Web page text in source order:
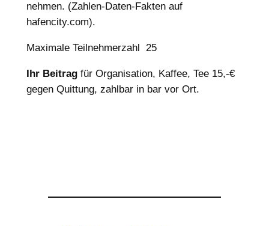
nehmen. (Zahlen-Daten-Fakten auf
hafencity.com).
Maximale Teilnehmerzahl 25
Ihr Beitragfür Organisation, Kaffee, Tee 15,-€
gegen Quittung, zahlbar in bar vor Ort.